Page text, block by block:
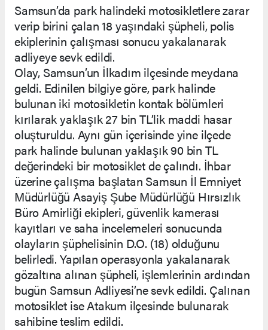
Samsun’da park halindeki motosikletlere zarar
verip birini çalan 18 yaşındaki şüpheli, polis
ekiplerinin çalışması sonucu yakalanarak
adliyeye sevk edildi.
Olay, Samsun’un İlkadım ilçesinde meydana
geldi. Edinilen bilgiye göre, park halinde
bulunan iki motosikletin kontak bölümleri
kırılarak yaklaşık 27 bin TL’lik maddi hasar
oluşturuldu. Aynı gün içerisinde yine ilçede
park halinde bulunan yaklaşık 90 bin TL
değerindeki bir motosiklet de çalındı. İhbar
üzerine çalışma başlatan Samsun İl Emniyet
Müdürlüğü Asayiş Şube Müdürlüğü Hırsızlık
Büro Amirliği ekipleri, güvenlik kamerası
kayıtları ve saha incelemeleri sonucunda
olayların şüphelisinin D.O. (18) olduğunu
belirledi. Yapılan operasyonla yakalanarak
gözaltına alınan şüpheli, işlemlerinin ardından
bugün Samsun Adliyesi’ne sevk edildi. Çalınan
motosiklet ise Atakum ilçesinde bulunarak
sahibine teslim edildi.